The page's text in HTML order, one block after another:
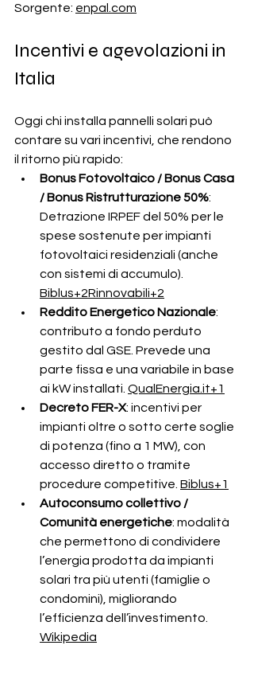
Sorgente: enpal.com
Incentivi e agevolazioni in
Italia
Oggi chi installa pannelli solari può
contare su vari incentivi, che rendono
il ritorno più rapido:
Bonus Fotovoltaico / Bonus Casa
/ Bonus Ristrutturazione 50%:
Detrazione IRPEF del 50% per le
spese sostenute per impianti
fotovoltaici residenziali (anche
con sistemi di accumulo).
Biblus+2Rinnovabili+2
Reddito Energetico Nazionale:
contributo a fondo perduto
gestito dal GSE. Prevede una
parte fissa e una variabile in base
ai kW installati. QualEnergia.it+1
Decreto FER-X: incentivi per
impianti oltre o sotto certe soglie
di potenza (fino a 1 MW), con
accesso diretto o tramite
procedure competitive. Biblus+1
Autoconsumo collettivo /
Comunità energetiche: modalità
che permettono di condividere
l’energia prodotta da impianti
solari tra più utenti (famiglie o
condomini), migliorando
l’efficienza dell’investimento.
Wikipedia